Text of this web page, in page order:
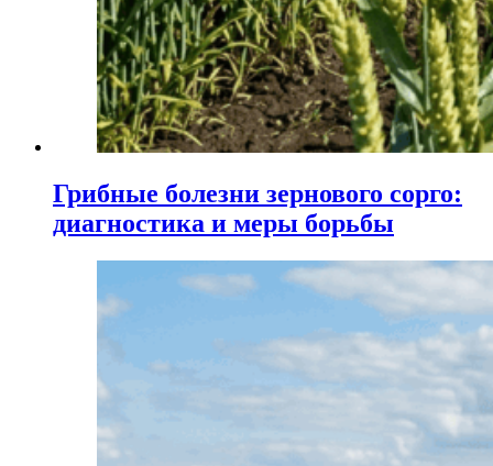
Грибные болезни зернового сорго:
диагностика и меры борьбы